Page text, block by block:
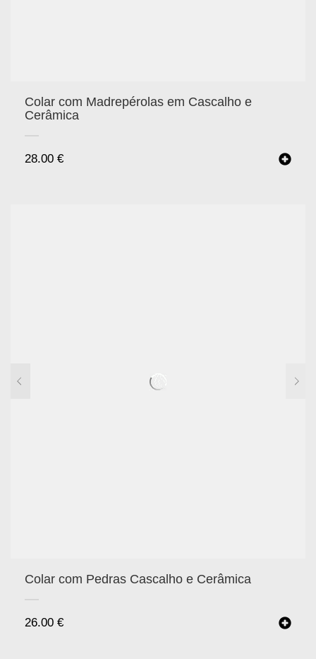
Colar com Madrepérolas em Cascalho e
Cerâmica
28.00 €
Colar com Pedras Cascalho e Cerâmica
26.00 €